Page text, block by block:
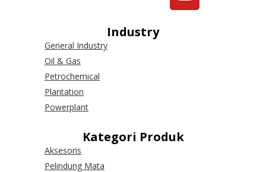
Industry
General Industry
Oil & Gas
Petrochemical
Plantation
Powerplant
Kategori Produk
Aksesoris
Pelindung Mata